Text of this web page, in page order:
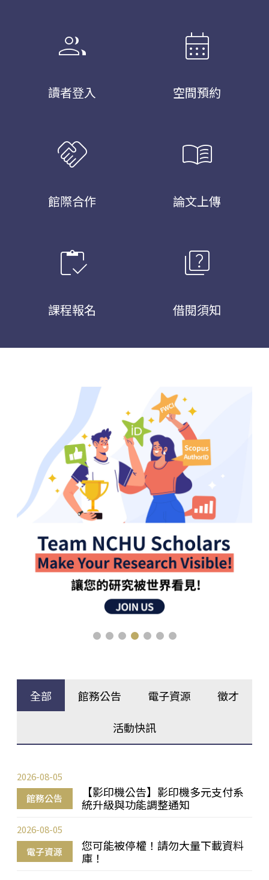
group
讀者登入
calendar_month
空間預約
handshake
館際合作
menu_book
論文上傳
inventory
課程報名
quiz
借閱須知
全部 館務公告 電子資源 徵才
活動快訊
館務公告
【影印機公告】影印機多元支付系
統升級與功能調整通知
2026-08-05
電子資源
您可能被停權！請勿大量下載資料
庫！
2026-08-05